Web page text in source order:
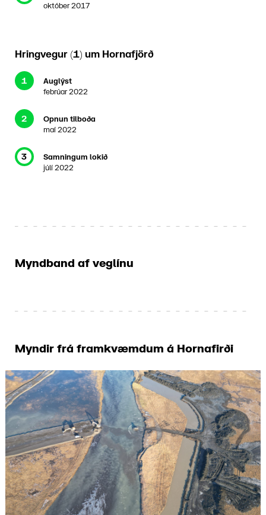
október 2017
Hringvegur (1) um Hornafjörð
1
Auglýst
febrúar 2022
2
Opnun tilboða
maí 2022
3
Samningum lokið
júlí 2022
Myndband af veglínu
Myndir frá framkvæmdum á Hornafirði